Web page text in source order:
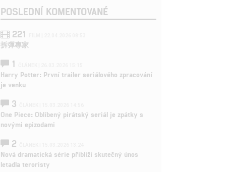
POSLEDNÍ KOMENTOVANÉ
221
拆彈專家
1
Harry Potter: První trailer seriálového zpracování
je venku
3
One Piece: Oblíbený pirátský seriál je zpátky s
novými epizodami
2
Nová dramatická série přiblíží skutečný únos
letadla teroristy